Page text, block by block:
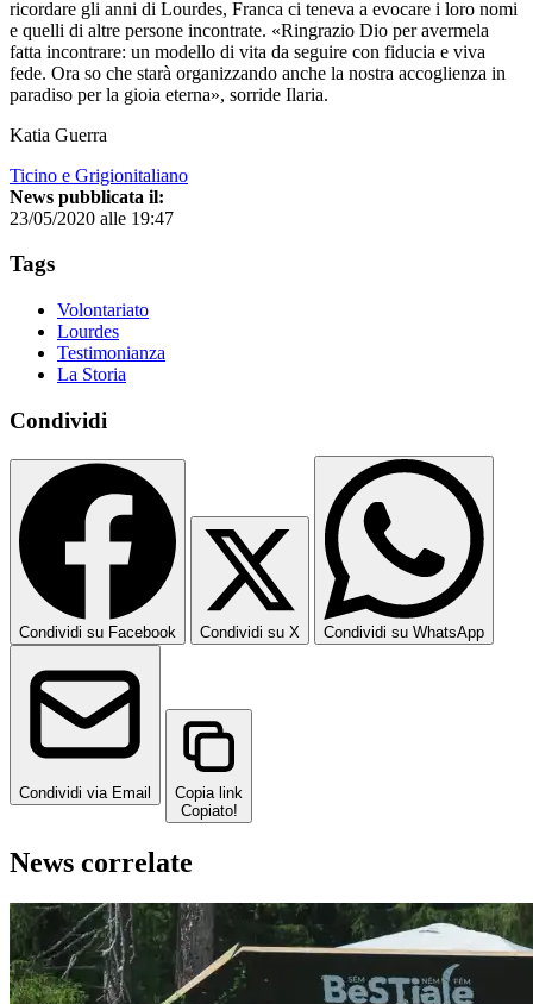
ricordare gli anni di Lourdes, Franca ci teneva a evocare i loro nomi
e quelli di altre persone incontrate. «Ringrazio Dio per avermela
fatta incontrare: un modello di vita da seguire con fiducia e viva
fede. Ora so che starà organizzando anche la nostra accoglienza in
paradiso per la gioia eterna», sorride Ilaria.
Katia Guerra
Ticino e Grigionitaliano
News pubblicata il:
23/05/2020 alle 19:47
Tags
Volontariato
Lourdes
Testimonianza
La Storia
Condividi
Condividi su Facebook Condividi su X Condividi su WhatsApp
Condividi via Email
Copia link
Copiato!
News correlate